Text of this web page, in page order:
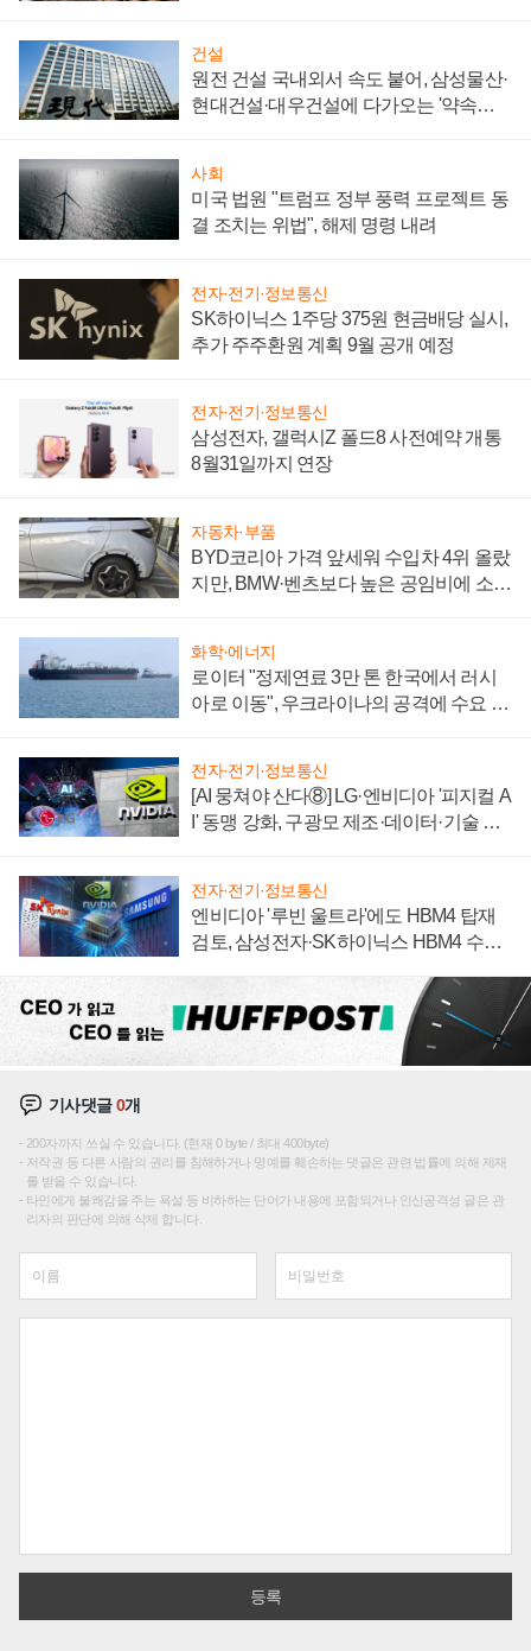
건설
원전 건설 국내외서 속도 붙어, 삼성물산·
현대건설·대우건설에 다가오는 '약속의
사회
미국 법원 "트럼프 정부 풍력 프로젝트 동
결 조치는 위법", 해제 명령 내려
전자·전기·정보통신
SK하이닉스 1주당 375원 현금배당 실시,
추가 주주환원 계획 9월 공개 예정
전자·전기·정보통신
삼성전자, 갤럭시Z 폴드8 사전예약 개통
8월31일까지 연장
자동차·부품
BYD코리아 가격 앞세워 수입차 4위 올랐
지만, BMW·벤츠보다 높은 공임비에 소비
화학·에너지
로이터 "정제연료 3만 톤 한국에서 러시
아로 이동", 우크라이나의 공격에 수요 늘
전자·전기·정보통신
[AI 뭉쳐야 산다⑧] LG·엔비디아 '피지컬 A
I' 동맹 강화, 구광모 제조·데이터·기술 결
전자·전기·정보통신
엔비디아 '루빈 울트라'에도 HBM4 탑재
검토, 삼성전자·SK하이닉스 HBM4 수율
기사댓글0개
200자까지 쓰실 수 있습니다. (현재 0 byte / 최대 400byte)
저작권 등 다른 사람의 권리를 침해하거나 명예를 훼손하는 댓글은 관련 법률에 의해 제재
를 받을 수 있습니다.
타인에게 불쾌감을 주는 욕설 등 비하하는 단어가 내용에 포함되거나 인신공격성 글은 관
리자의 판단에 의해 삭제 합니다.